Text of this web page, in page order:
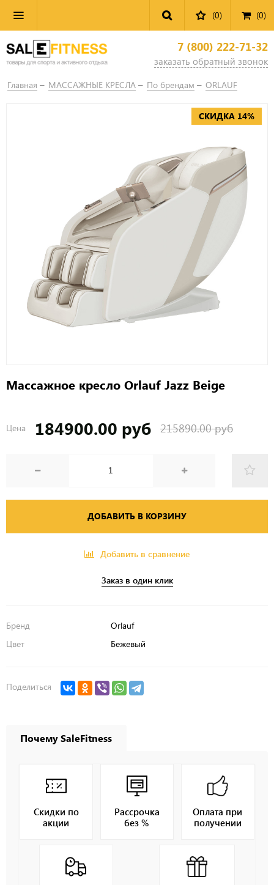
(0) (0)
7 (800) 222-71-32
заказать обратный звонок
Главная МАССАЖНЫЕ КРЕСЛА По брендам ORLAUF
СКИДКА 14%
Массажное кресло Orlauf Jazz Beige
Цена 184900.00 руб 215890.00 руб
ДОБАВИТЬ В КОРЗИНУ
Добавить в сравнение
Заказ в один клик
Бренд
Orlauf
Цвет
Бежевый
Поделиться
Почему SaleFitness
Скидки по
акции
Рассрочка
без %
Оплата при
получении